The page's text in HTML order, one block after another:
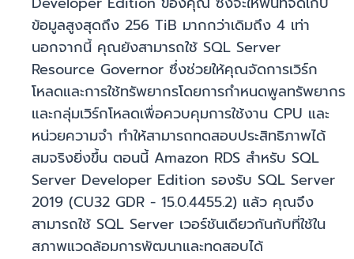
ข้อมูลสูงสุดถึง 256 TiB มากกว่าเดิมถึง 4 เท่า
นอกจากนี้ คุณยังสามารถใช้ SQL Server
Resource Governor ซึ่งช่วยให้คุณจัดการเวิร์ก
โหลดและการใช้ทรัพยากรโดยการกำหนดพูลทรัพยากร
และกลุ่มเวิร์กโหลดเพื่อควบคุมการใช้งาน CPU และ
หน่วยความจำ ทำให้สามารถทดสอบประสิทธิภาพได้
สมจริงยิ่งขึ้น ตอนนี้ Amazon RDS สำหรับ SQL
Server Developer Edition รองรับ SQL Server
2019 (CU32 GDR - 15.0.4455.2) แล้ว คุณจึง
สามารถใช้ SQL Server เวอร์ชันเดียวกันกับที่ใช้ใน
สภาพแวดล้อมการพัฒนาและทดสอบได้